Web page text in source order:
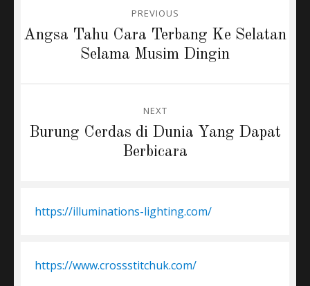
navigation
PREVIOUS
Previous
Angsa Tahu Cara Terbang Ke Selatan
Selama Musim Dingin
NEXT
Next
Burung Cerdas di Dunia Yang Dapat
Berbicara
https://illuminations-lighting.com/
https://www.crossstitchuk.com/